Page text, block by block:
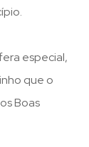
especial,
que o
Boas